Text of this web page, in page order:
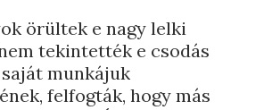
örültek e nagy lelki
tekintették e csodás
munkájuk
felfogták, hogy más